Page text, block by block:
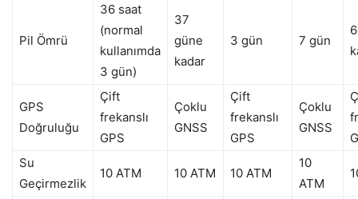
Pil Ömrü
36 saat
(normal
kullanımda
3 gün)
37
güne
kadar
3 gün 7 gün
GPS
Doğruluğu
Çift
frekanslı
GPS
Çoklu
GNSS
Çift
frekanslı
GPS
Çoklu
GNSS
Su
Geçirmezlik
10 ATM 10 ATM 10 ATM
10
ATM